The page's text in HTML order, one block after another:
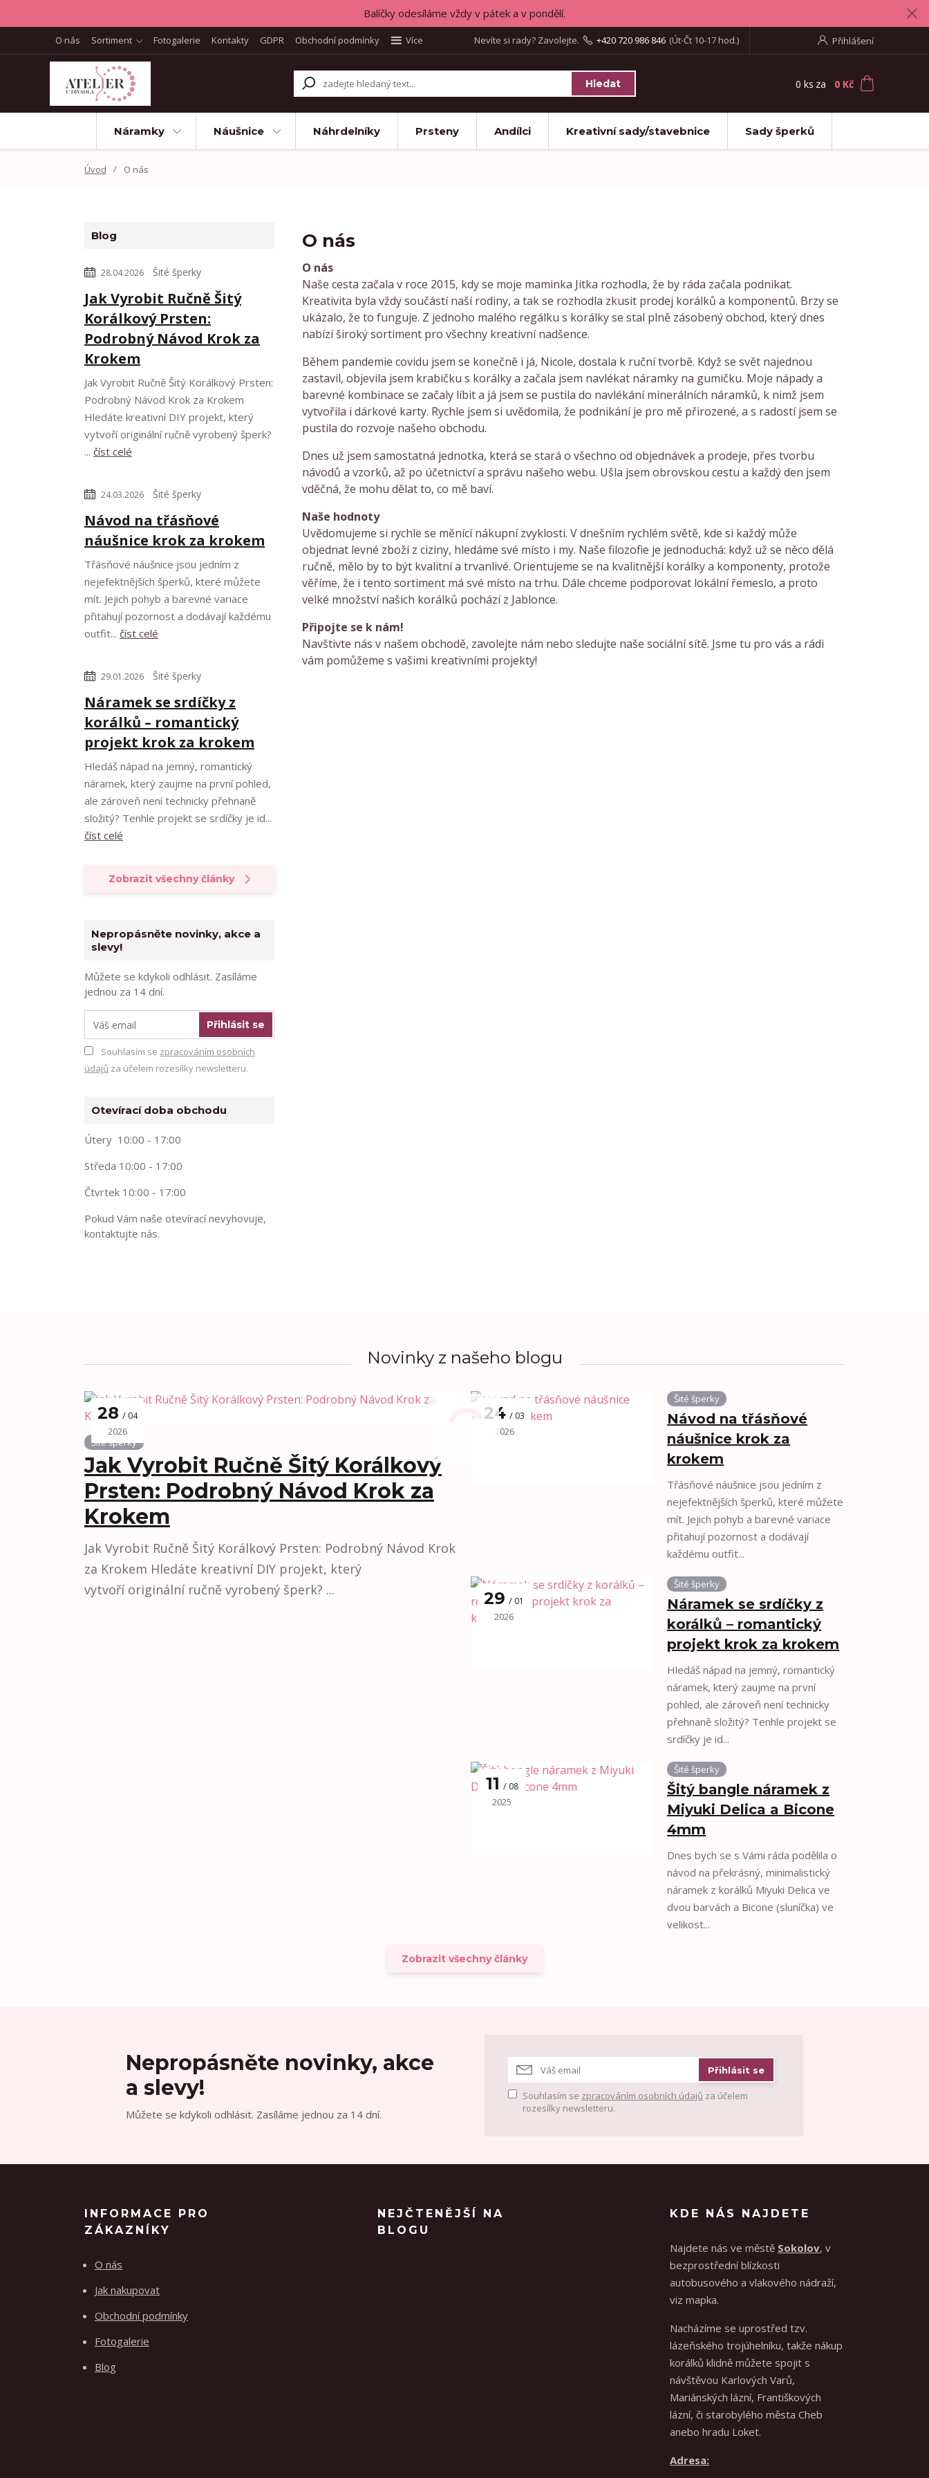
Balíčky odesíláme vždy v pátek a v pondělí.
O nás Sortiment Fotogalerie Kontakty GDPR Obchodní podmínky Více Přihlášení
Hledat
Nevíte si rady? Zavolejte. +420 720 986 846 (Út-Čt 10-17 hod.)
0 ks za 0 Kč
Náramky Náušnice Náhrdelníky Prsteny Andílci Kreativní sady/stavebnice Sady šperků
Úvod O nás
Blog
28.04.2026 Šité šperky
Jak Vyrobit Ručně Šitý
Korálkový Prsten:
Podrobný Návod Krok za
Krokem
Jak Vyrobit Ručně Šitý Korálkový Prsten:
Podrobný Návod Krok za Krokem
Hledáte kreativní DIY projekt, který
vytvoří originální ručně vyrobený šperk?
... číst celé
24.03.2026 Šité šperky
Návod na třásňové
náušnice krok za krokem
Třásňové náušnice jsou jedním z
nejefektnějších šperků, které můžete
mít. Jejich pohyb a barevné variace
přitahují pozornost a dodávají každému
outfit... číst celé
29.01.2026 Šité šperky
Náramek se srdíčky z
korálků – romantický
projekt krok za krokem
Hledáš nápad na jemný, romantický
náramek, který zaujme na první pohled,
ale zároveň není technicky přehnaně
složitý? Tenhle projekt se srdíčky je id...
číst celé
Zobrazit všechny články
Nepropásněte novinky, akce a
slevy!
Můžete se kdykoli odhlásit. Zasíláme
jednou za 14 dní.
Přihlásit se
Souhlasím se zpracováním osobních
údajů za účelem rozesílky newsletteru.
Otevírací doba obchodu
Útery 10:00 - 17:00
Středa 10:00 - 17:00
Čtvrtek 10:00 - 17:00
Pokud Vám naše otevírací nevyhovuje,
kontaktujte nás.
O nás
O nás
Naše cesta začala v roce 2015, kdy se moje maminka Jitka rozhodla, že by ráda začala podnikat.
Kreativita byla vždy součástí naší rodiny, a tak se rozhodla zkusit prodej korálků a komponentů. Brzy se
ukázalo, že to funguje. Z jednoho malého regálku s korálky se stal plně zásobený obchod, který dnes
nabízí široký sortiment pro všechny kreativní nadšence.
Během pandemie covidu jsem se konečně i já, Nicole, dostala k ruční tvorbě. Když se svět najednou
zastavil, objevila jsem krabičku s korálky a začala jsem navlékat náramky na gumičku. Moje nápady a
barevné kombinace se začaly líbit a já jsem se pustila do navlékání minerálních náramků, k nimž jsem
vytvořila i dárkové karty. Rychle jsem si uvědomila, že podnikání je pro mě přirozené, a s radostí jsem se
pustila do rozvoje našeho obchodu.
Dnes už jsem samostatná jednotka, která se stará o všechno od objednávek a prodeje, přes tvorbu
návodů a vzorků, až po účetnictví a správu našeho webu. Ušla jsem obrovskou cestu a každý den jsem
vděčná, že mohu dělat to, co mě baví.
Naše hodnoty
Uvědomujeme si rychle se měnící nákupní zvyklosti. V dnešním rychlém světě, kde si každý může
objednat levné zboží z ciziny, hledáme své místo i my. Naše filozofie je jednoduchá: když už se něco dělá
ručně, mělo by to být kvalitní a trvanlivé. Orientujeme se na kvalitnější korálky a komponenty, protože
věříme, že i tento sortiment má své místo na trhu. Dále chceme podporovat lokální řemeslo, a proto
velké množství našich korálků pochází z Jablonce.
Připojte se k nám!
Navštivte nás v našem obchodě, zavolejte nám nebo sledujte naše sociální sítě. Jsme tu pro vás a rádi
vám pomůžeme s vašimi kreativními projekty!
Novinky z našeho blogu
28 04
2026
Šité šperky
Jak Vyrobit Ručně Šitý Korálkový
Prsten: Podrobný Návod Krok za
Krokem
Jak Vyrobit Ručně Šitý Korálkový Prsten: Podrobný Návod Krok
za Krokem Hledáte kreativní DIY projekt, který
vytvoří originální ručně vyrobený šperk? ...
24 03
2026
Šité šperky
Návod na třásňové
náušnice krok za
krokem
Třásňové náušnice jsou jedním z
nejefektnějších šperků, které můžete
mít. Jejich pohyb a barevné variace
přitahují pozornost a dodávají
každému outfit...
29 01
2026
Šité šperky
Náramek se srdíčky z
korálků – romantický
projekt krok za krokem
Hledáš nápad na jemný, romantický
náramek, který zaujme na první
pohled, ale zároveň není technicky
přehnaně složitý? Tenhle projekt se
srdíčky je id...
11 08
2025
Šité šperky
Šitý bangle náramek z
Miyuki Delica a Bicone
4mm
Dnes bych se s Vámi ráda podělila o
návod na překrásný, minimalistický
náramek z korálků Miyuki Delica ve
dvou barvách a Bicone (sluníčka) ve
velikost...
Zobrazit všechny články
Nepropásněte novinky, akce
a slevy!
Můžete se kdykoli odhlásit. Zasíláme jednou za 14 dní.
Přihlásit se
Souhlasím se zpracováním osobních údajů za účelem
rozesílky newsletteru.
INFORMACE PRO
ZÁKAZNÍKY
O nás
Jak nakupovat
Obchodní podmínky
Fotogalerie
Blog
NEJČTENĚJŠÍ NA
BLOGU
KDE NÁS NAJDETE
Najdete nás ve městě Sokolov, v
bezprostřední blízkosti
autobusového a vlakového nádraží,
viz mapka.
Nacházíme se uprostřed tzv.
lázeňského trojúhelníku, takže nákup
korálků klidně můžete spojit s
návštěvou Karlových Varů,
Mariánských lázní, Františkových
lázní, či starobylého města Cheb
anebo hradu Loket.
Adresa: